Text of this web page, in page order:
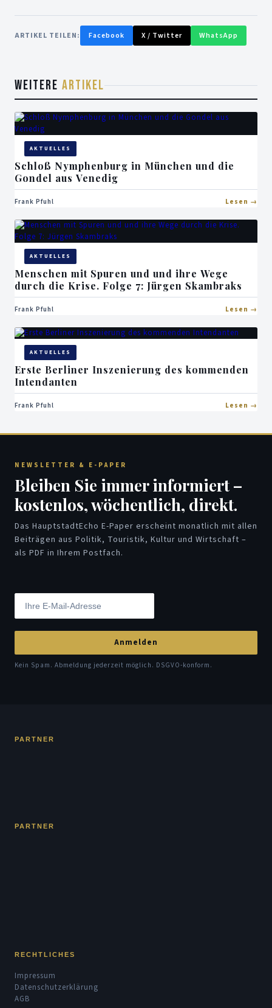
ARTIKEL TEILEN: Facebook X / Twitter WhatsApp
WEITERE ARTIKEL
AKTUELLES
Schloß Nymphenburg in München und die
Gondel aus Venedig
Frank Pfuhl Lesen
AKTUELLES
Menschen mit Spuren und und ihre Wege
durch die Krise. Folge 7: Jürgen Skambraks
Frank Pfuhl Lesen
AKTUELLES
Erste Berliner Inszenierung des kommenden
Intendanten
Frank Pfuhl Lesen
NEWSLETTER & E-PAPER
Bleiben Sie immer informiert –
kostenlos, wöchentlich, direkt.
Das HauptstadtEcho E-Paper erscheint monatlich mit allen
Beiträgen aus Politik, Touristik, Kultur und Wirtschaft –
als PDF in Ihrem Postfach.
Anmelden
Kein Spam. Abmeldung jederzeit möglich. DSGVO-konform.
PARTNER
PARTNER
RECHTLICHES
Impressum
Datenschutzerklärung
AGB